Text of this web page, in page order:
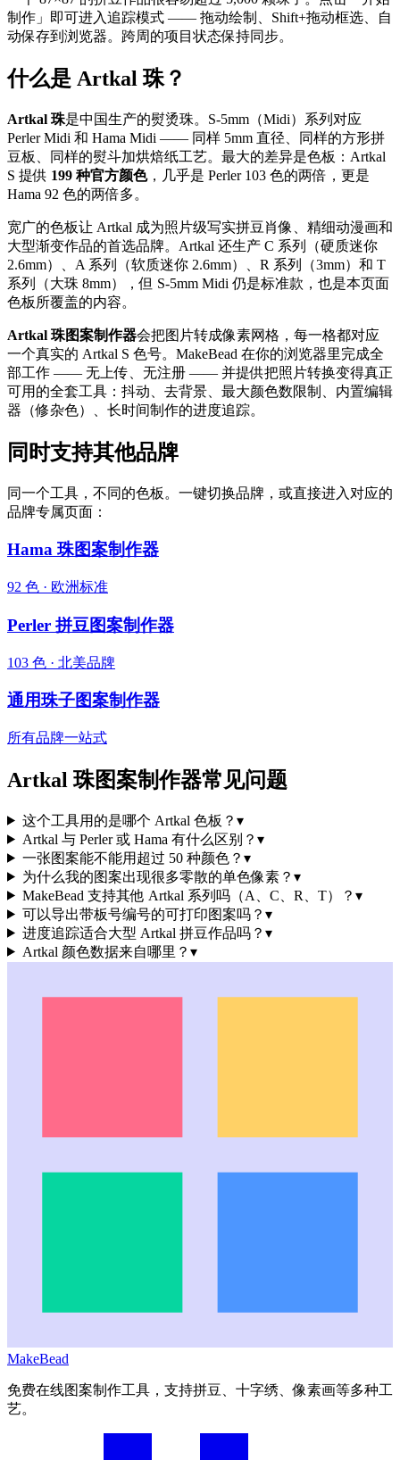
制作」即可进入追踪模式 —— 拖动绘制、Shift+拖动框选、自
动保存到浏览器。跨周的项目状态保持同步。
什么是 Artkal 珠？
Artkal 珠是中国生产的熨烫珠。S-5mm（Midi）系列对应
Perler Midi 和 Hama Midi —— 同样 5mm 直径、同样的方形拼
豆板、同样的熨斗加烘焙纸工艺。最大的差异是色板：Artkal
S 提供 199 种官方颜色，几乎是 Perler 103 色的两倍，更是
Hama 92 色的两倍多。
宽广的色板让 Artkal 成为照片级写实拼豆肖像、精细动漫画和
大型渐变作品的首选品牌。Artkal 还生产 C 系列（硬质迷你
2.6mm）、A 系列（软质迷你 2.6mm）、R 系列（3mm）和 T
系列（大珠 8mm），但 S-5mm Midi 仍是标准款，也是本页面
色板所覆盖的内容。
Artkal 珠图案制作器会把图片转成像素网格，每一格都对应
一个真实的 Artkal S 色号。MakeBead 在你的浏览器里完成全
部工作 —— 无上传、无注册 —— 并提供把照片转换变得真正
可用的全套工具：抖动、去背景、最大颜色数限制、内置编辑
器（修杂色）、长时间制作的进度追踪。
同时支持其他品牌
同一个工具，不同的色板。一键切换品牌，或直接进入对应的
品牌专属页面：
Hama 珠图案制作器
92 色 · 欧洲标准
Perler 拼豆图案制作器
103 色 · 北美品牌
通用珠子图案制作器
所有品牌一站式
Artkal 珠图案制作器常见问题
这个工具用的是哪个 Artkal 色板？ ▾
Artkal 与 Perler 或 Hama 有什么区别？ ▾
一张图案能不能用超过 50 种颜色？ ▾
为什么我的图案出现很多零散的单色像素？ ▾
MakeBead 支持其他 Artkal 系列吗（A、C、R、T）？ ▾
可以导出带板号编号的可打印图案吗？ ▾
进度追踪适合大型 Artkal 拼豆作品吗？ ▾
Artkal 颜色数据来自哪里？ ▾
MakeBead
免费在线图案制作工具，支持拼豆、十字绣、像素画等多种工
艺。